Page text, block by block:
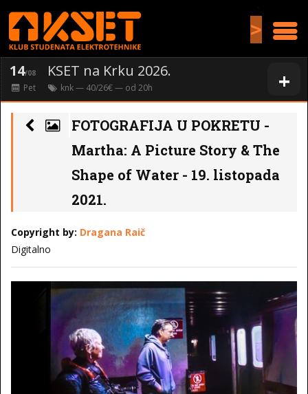
>
+
14/08 KSET na Krku 2026.
Pet knk— 40/26€ — od 20h
FOTOGRAFIJA U POKRETU -
Martha: A Picture Story & The
Shape of Water - 19. listopada
2021.
Copyright by: Dragana Raič
Digitalno